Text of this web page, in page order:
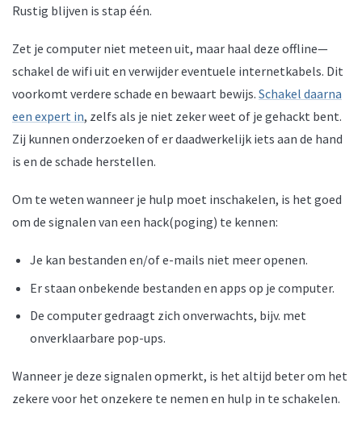
Rustig blijven is stap één.
Zet je computer niet meteen uit, maar haal deze offline—
schakel de wifi uit en verwijder eventuele internetkabels. Dit
voorkomt verdere schade en bewaart bewijs. Schakel daarna
een expert in, zelfs als je niet zeker weet of je gehackt bent.
Zij kunnen onderzoeken of er daadwerkelijk iets aan de hand
is en de schade herstellen.
Om te weten wanneer je hulp moet inschakelen, is het goed
om de signalen van een hack(poging) te kennen:
Je kan bestanden en/of e-mails niet meer openen.
Er staan onbekende bestanden en apps op je computer.
De computer gedraagt zich onverwachts, bijv. met
onverklaarbare pop-ups.
Wanneer je deze signalen opmerkt, is het altijd beter om het
zekere voor het onzekere te nemen en hulp in te schakelen.